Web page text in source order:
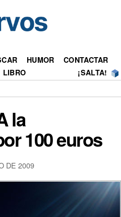
HUMOR
CONTACTAR
LIBRO ¡SALTA!
la
100 euros
DE 2009